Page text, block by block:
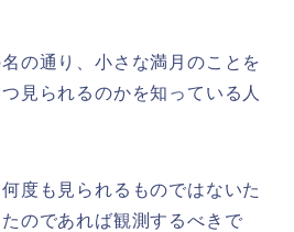
の通り、小さな満月のことを
見られるのかを知っている人
度も見られるものではないた
のであれば観測するべきで